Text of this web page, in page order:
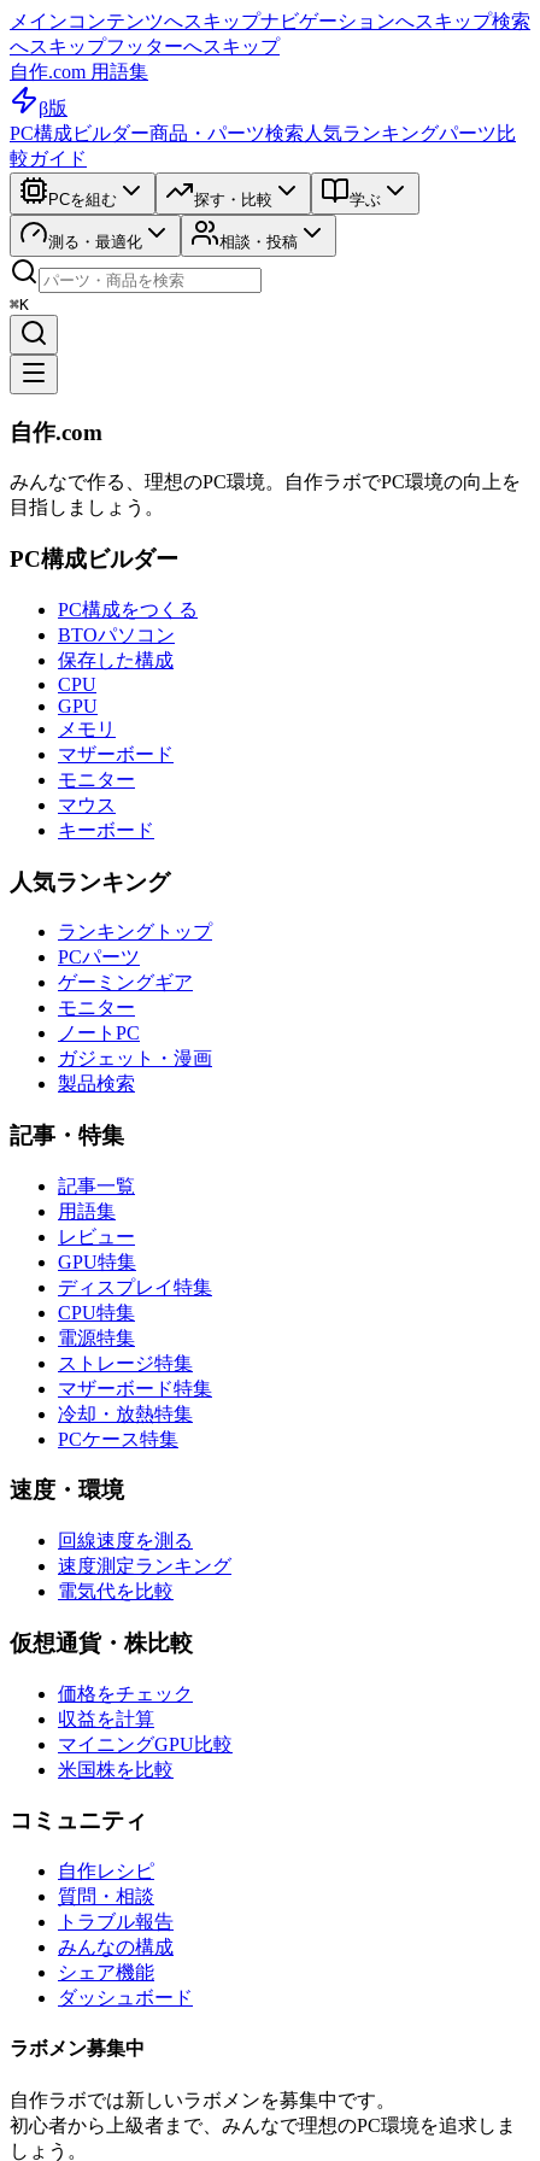
メインコンテンツへスキップナビゲーションへスキップ検索
へスキップフッターへスキップ
自作.com 用語集
β版
PC構成ビルダー商品・パーツ検索 人気ランキングパーツ比
較ガイド
PCを組む 探す・比較 学ぶ
測る・最適化 相談・投稿
⌘K
自作.com
みんなで作る、理想のPC環境。 自作ラボでPC環境の向上を
目指しましょう。
PC構成ビルダー
PC構成をつくる
BTOパソコン
保存した構成
CPU
GPU
メモリ
マザーボード
モニター
マウス
キーボード
人気ランキング
ランキングトップ
PCパーツ
ゲーミングギア
モニター
ノートPC
ガジェット・漫画
製品検索
記事・特集
記事一覧
用語集
レビュー
GPU特集
ディスプレイ特集
CPU特集
電源特集
ストレージ特集
マザーボード特集
冷却・放熱特集
PCケース特集
速度・環境
回線速度を測る
速度測定ランキング
電気代を比較
仮想通貨・株比較
価格をチェック
収益を計算
マイニングGPU比較
米国株を比較
コミュニティ
自作レシピ
質問・相談
トラブル報告
みんなの構成
シェア機能
ダッシュボード
ラボメン募集中
自作ラボでは新しいラボメンを募集中です。
初心者から上級者まで、みんなで理想のPC環境を追求しま
しょう。